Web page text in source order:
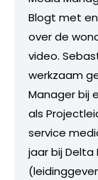
Blogt met
over de
video.
werkzaam
Manager bij
als
service
jaar bij Delta